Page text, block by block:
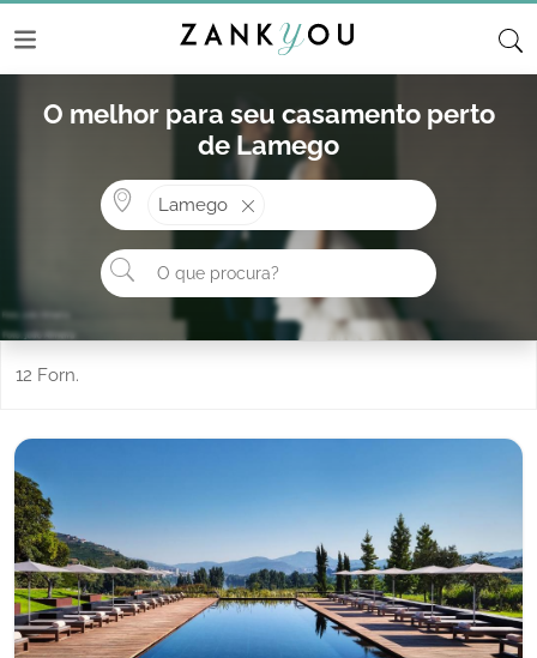
O melhor para seu casamento perto
de Lamego
Lamego
O que procura?
12 Forn.